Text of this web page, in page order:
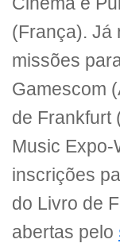
(França). Já
missões
Gamescom
de Frankfurt
Music Expo-
inscrições
do Livro de
abertas pelo